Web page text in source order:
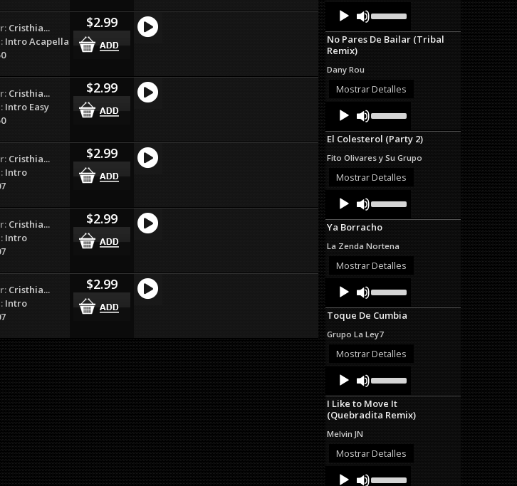
Cristhia...
Intro Acapella
$2.99
Cristhia...
Intro Easy
$2.99
Cristhia...
Intro
$2.99
Cristhia...
Intro
$2.99
Cristhia...
Intro
$2.99
Audio
Player
Up/Down
Arrow
keys
decrease
No Pares De Bailar (Tribal
Remix)
Dany Rou
Mostrar Detalles
Audio
Player
Up/Down
Arrow
keys
increase
or
El Colesterol (Party 2)
Fito Olivares y Su Grupo
Mostrar Detalles
Audio
Player
Up/Down
Arrow
keys
increase
or
Ya Borracho
La Zenda Nortena
Mostrar Detalles
Audio
Player
Up/Down
Arrow
keys
increase
or
Toque De Cumbia
Grupo La Ley7
Mostrar Detalles
Audio
Player
Up/Down
Arrow
keys
to
decrease
I Like to Move It
(Quebradita Remix)
Melvin JN
Mostrar Detalles
Audio
Up/Down